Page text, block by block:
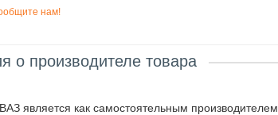
нам!
о производителе товара
является как самостоятельным